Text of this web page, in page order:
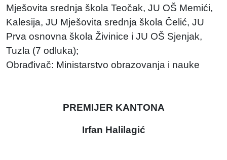
Mješovita srednja škola Teočak, JU OŠ Memići,
Kalesija, JU Mješovita srednja škola Čelić, JU
Prva osnovna škola Živinice i JU OŠ Sjenjak,
Tuzla (7 odluka);
Obrađivač: Ministarstvo obrazovanja i nauke
PREMIJER KANTONA
Irfan Halilagić